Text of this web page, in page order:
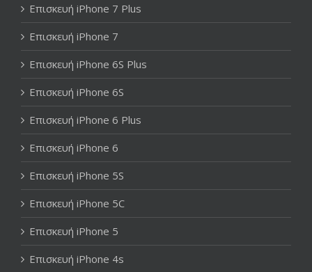
Επισκευή iPhone 7 Plus
Επισκευή iPhone 7
Επισκευή iPhone 6S Plus
Επισκευή iPhone 6S
Επισκευή iPhone 6 Plus
Επισκευή iPhone 6
Επισκευή iPhone 5S
Επισκευή iPhone 5C
Επισκευή iPhone 5
Επισκευή iPhone 4s